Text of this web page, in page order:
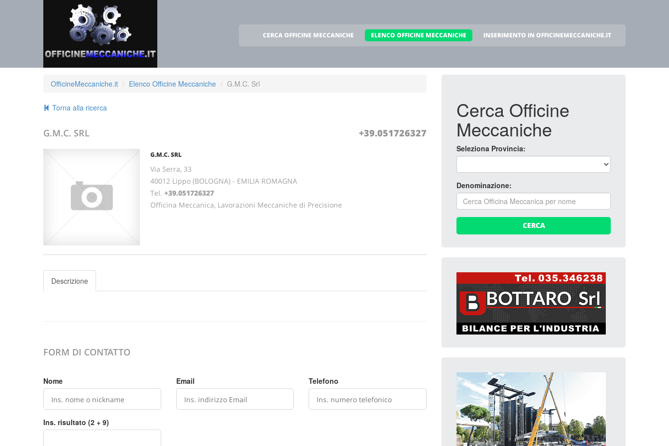
CERCA OFFICINE MECCANICHE ELENCO OFFICINE MECCANICHE INSERIMENTO IN OFFICINEMECCANICHE.IT
OfficineMeccaniche.it Elenco Officine Meccaniche G.M.C. Srl
Torna alla ricerca
G.M.C. SRL +39.051726327
G.M.C. SRL
Via Serra, 33
40012 Lippo (BOLOGNA) - EMILIA ROMAGNA
Tel. +39.051726327
Officina Meccanica, Lavorazioni Meccaniche di Precisione
Descrizione
FORM DI CONTATTO
Nome Email Telefono
Ins. risultato (2 + 9)
Cerca Officine
Meccaniche
Seleziona Provincia:
Denominazione:
CERCA